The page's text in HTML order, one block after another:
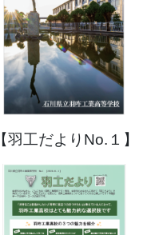
【羽工だよりNo.１】